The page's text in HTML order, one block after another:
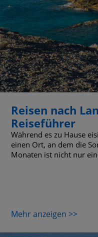
Reisen nach
Reiseführer
Während es zu Hause
einen Ort, an dem die
Monaten ist nicht nur
Mehr anzeigen >>